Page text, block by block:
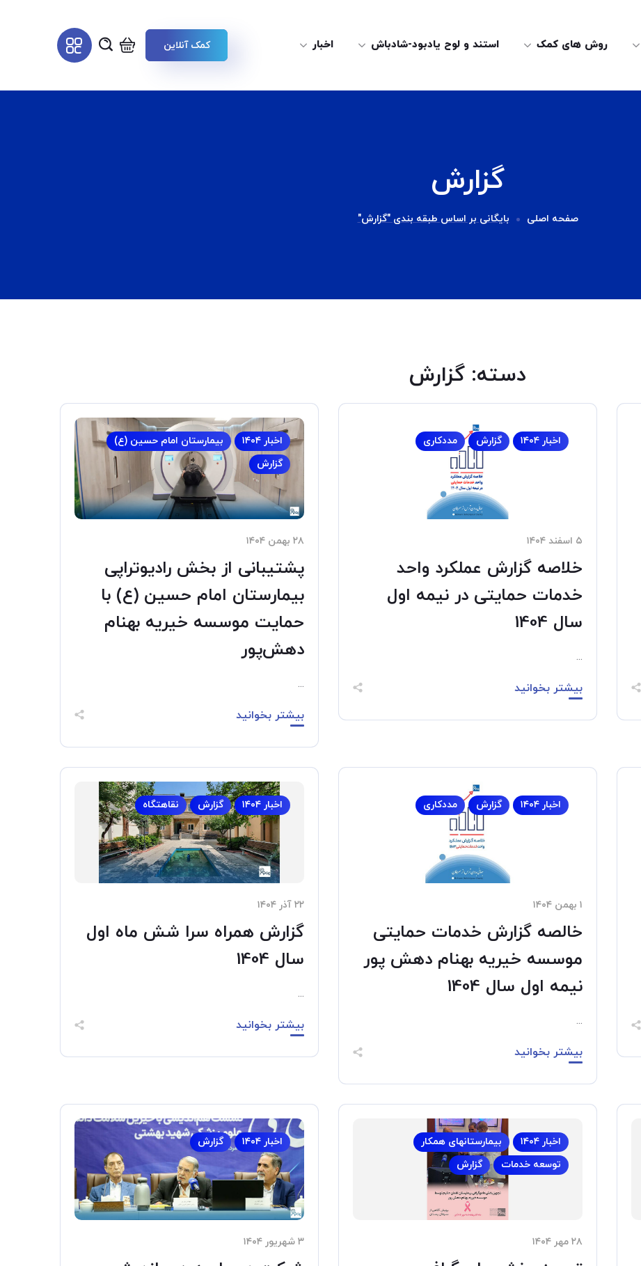
روش های کمک استند و لوح یادبود-شادباش اخبار کمک آنلاین
گزارش
صفحه اصلی بایگانی بر اساس طبقه بندی "گزارش"
دسته: گزارش
اخبار ۱۴۰۴ گزارش مددکاری
۵ اسفند ۱۴۰۴
خلاصه گزارش عملکرد واحد
خدمات حمایتی در نیمه اول
سال 1404
...
بیشتر بخوانید
اخبار ۱۴۰۴
بیمارستان امام حسین (ع)
گزارش
۲۸ بهمن ۱۴۰۴
پشتیبانی از بخش رادیوتراپی
بیمارستان امام حسین (ع) با
حمایت موسسه خیریه بهنام
دهش‌پور
...
بیشتر بخوانید
اخبار ۱۴۰۴ گزارش مددکاری
۱ بهمن ۱۴۰۴
خالصه گزارش خدمات حمایتی
موسسه خیریه بهنام دهش پور
نیمه اول سال 1404
...
بیشتر بخوانید
اخبار ۱۴۰۴ گزارش نقاهتگاه
۲۲ آذر ۱۴۰۴
گزارش همراه سرا شش ماه اول
سال 1404
...
بیشتر بخوانید
اخبار ۱۴۰۴
بیمارستانهای همکار
توسعه خدمات
گزارش
۲۸ مهر ۱۴۰۴
اخبار ۱۴۰۴ گزارش
۳ شهریور ۱۴۰۴